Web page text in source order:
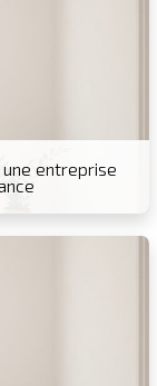
entreprise